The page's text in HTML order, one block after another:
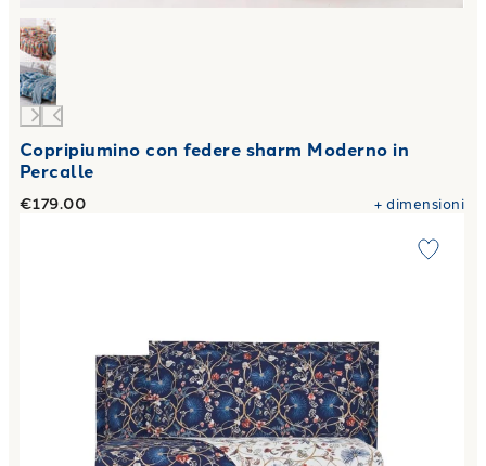
Copripiumino con federe sharm Moderno in
Percalle
€179.00 +dimensioni